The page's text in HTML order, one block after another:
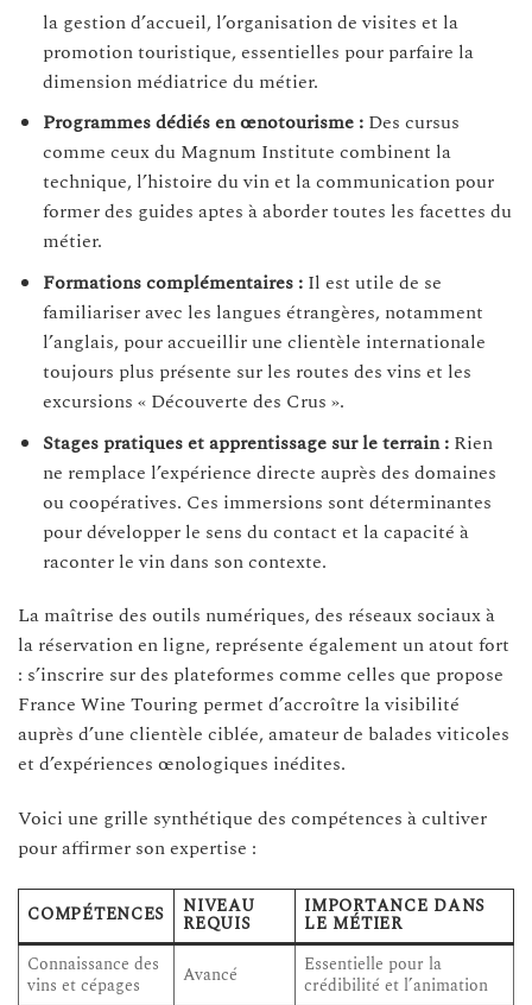
la gestion d’accueil, l’organisation de visites et la
promotion touristique, essentielles pour parfaire la
dimension médiatrice du métier.
Programmes dédiés en œnotourisme :Des cursus
comme ceux du Magnum Institute combinent la
technique, l’histoire du vin et la communication pour
former des guides aptes à aborder toutes les facettes du
métier.
Formations complémentaires :Il est utile de se
familiariser avec les langues étrangères, notamment
l’anglais, pour accueillir une clientèle internationale
toujours plus présente sur les routes des vins et les
excursions « Découverte des Crus ».
Stages pratiques et apprentissage sur le terrain :Rien
ne remplace l’expérience directe auprès des domaines
ou coopératives. Ces immersions sont déterminantes
pour développer le sens du contact et la capacité à
raconter le vin dans son contexte.
La maîtrise des outils numériques, des réseaux sociaux à
la réservation en ligne, représente également un atout fort
: s’inscrire sur des plateformes comme celles que propose
France Wine Touring permet d’accroître la visibilité
auprès d’une clientèle ciblée, amateur de balades viticoles
et d’expériences œnologiques inédites.
Voici une grille synthétique des compétences à cultiver
pour affirmer son expertise :
COMPÉTENCES NIVEAU
REQUIS
IMPORTANCE DANS
LE MÉTIER
Connaissance des
vins et cépages
Avancé
Essentielle pour la
crédibilité et l’animation